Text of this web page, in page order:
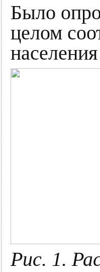
Было
целом
Рис. 1.